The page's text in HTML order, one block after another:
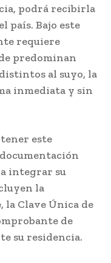
podrá recibirla
país. Bajo este
requiere
predominan
al suyo, la
inmediata y sin
este
integrar su
la
Clave Única de
de
su residencia.